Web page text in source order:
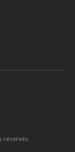
réservés.